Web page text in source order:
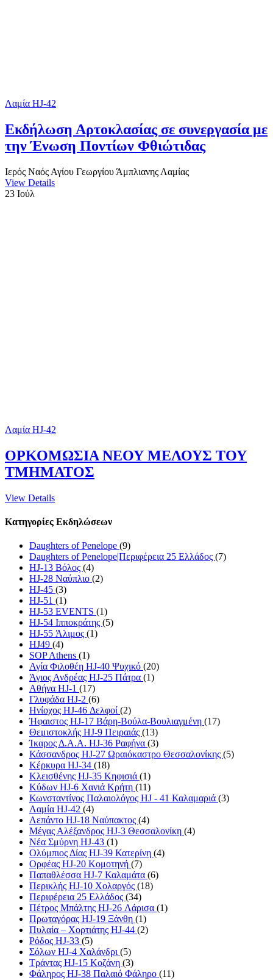
Λαμία HJ-42
Εκδήλωση Αρτοκλασίας σε συνεργασία με
την Ένωση Ποντίων Φθιώτιδας
Ιερός Ναός Αγίου Γεωργίου Άμπλιανης Λαμίας
View Details
23 Ιούλ
Λαμία HJ-42
ΟΡΚΟΜΩΣΙΑ ΝΕΟΥ ΜΕΛΟΥΣ ΤΟΥ
ΤΜΗΜΑΤΟΣ
View Details
Κατηγορίες Εκδηλώσεων
Daughters of Penelope (9)
Daughters of Penelope|Περιφέρεια 25 Ελλάδος (7)
HJ-13 Βόλος (4)
HJ-28 Ναύπλιο (2)
HJ-45 (3)
HJ-51 (1)
HJ-53 EVENTS (1)
HJ-54 Ιπποκράτης (5)
HJ-55 Άλιμος (1)
HJ49 (4)
SOP Athens (1)
Αγία Φιλοθέη HJ-40 Ψυχικό (20)
Άγιος Ανδρέας HJ-25 Πάτρα (1)
Αθήνα HJ-1 (17)
Γλυφάδα HJ-2 (6)
Ηνίοχος HJ-46 Δελφοί (2)
Ήφαιστος HJ-17 Βάρη-Βούλα-Βουλιαγμένη (17)
Θεμιστοκλής HJ-9 Πειραιάς (13)
Ίκαρος Δ.Α.Α. HJ-36 Ραφήνα (3)
Κάσσανδρος HJ-27 Ωραιόκαστρο Θεσσαλονίκης (5)
Κέρκυρα HJ-34 (18)
Κλεισθένης HJ-35 Κηφισιά (1)
Κύδων HJ-6 Χανιά Κρήτη (11)
Κωνσταντίνος Παλαιολόγος HJ - 41 Καλαμαριά (3)
Λαμία HJ-42 (4)
Λεπάντο HJ-18 Ναύπακτος (4)
Μέγας Αλέξανδρος HJ-3 Θεσσαλονίκη (4)
Νέα Σμύρνη HJ-43 (1)
Ολύμπιος Δίας HJ-39 Κατερίνη (4)
Ορφέας HJ-20 Κομοτηνή (7)
Παπαθλέσσα HJ-7 Καλαμάτα (6)
Περικλής HJ-10 Χολαργός (18)
Περιφέρεια 25 Ελλάδος (34)
Πέτρος Μπάλτης HJ-26 Λάρισα (1)
Πρωταγόρας HJ-19 Ξάνθη (1)
Πυλαία – Χορτιάτης HJ-44 (2)
Ρόδος HJ-33 (5)
Σόλων HJ-4 Χαλάνδρι (5)
Τράντας HJ-15 Κοζάνη (3)
Φάληρος HJ-38 Παλαιό Φάληρο (11)